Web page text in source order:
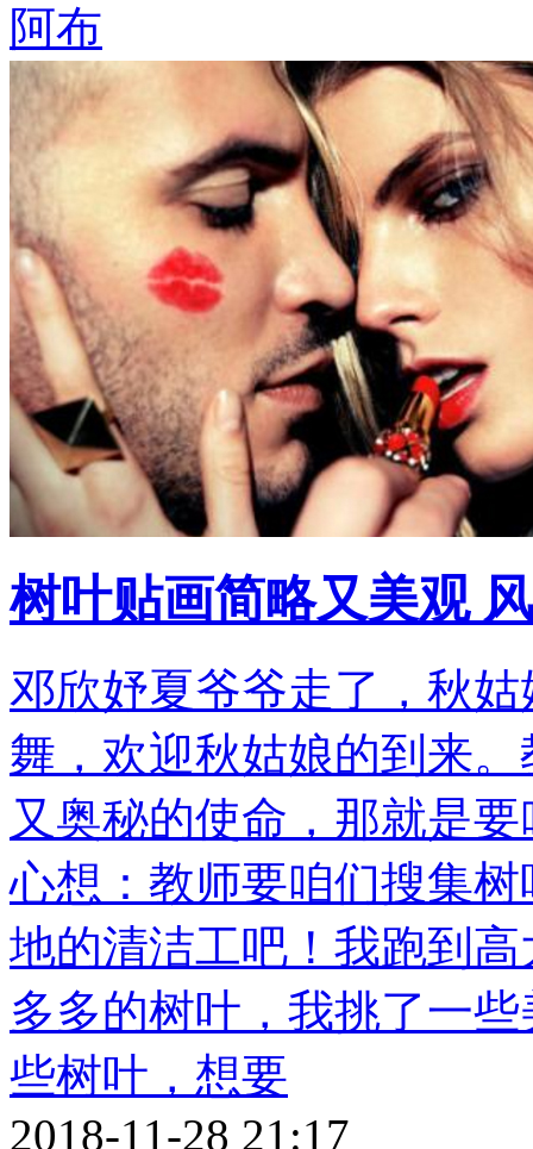
阿布
树叶贴画简略又美观
邓欣妤夏爷爷走了，秋
舞，欢迎秋姑娘的到来
又奥秘的使命，那就是
心想：教师要咱们搜集
地的清洁工吧！我跑到
多多的树叶，我挑了一
些树叶，想要
2018-11-28 21:17